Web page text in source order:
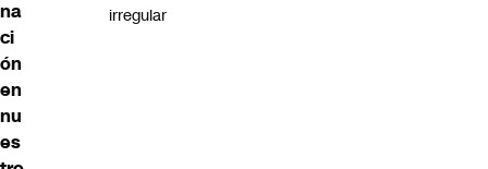
na
ci
ón
en
nu
es
irregular